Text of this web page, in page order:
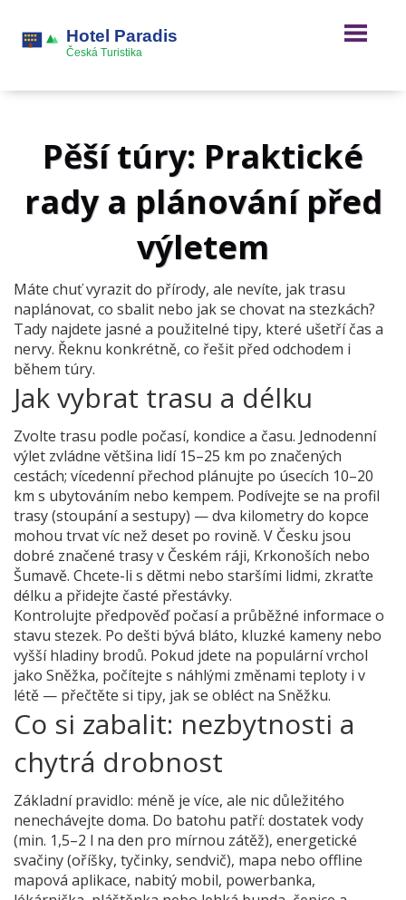
Pěší túry: Praktické
rady a plánování před
výletem
Máte chuť vyrazit do přírody, ale nevíte, jak trasu
naplánovat, co sbalit nebo jak se chovat na stezkách?
Tady najdete jasné a použitelné tipy, které ušetří čas a
nervy. Řeknu konkrétně, co řešit před odchodem i
během túry.
Jak vybrat trasu a délku
Zvolte trasu podle počasí, kondice a času. Jednodenní
výlet zvládne většina lidí 15–25 km po značených
cestách; vícedenní přechod plánujte po úsecích 10–20
km s ubytováním nebo kempem. Podívejte se na profil
trasy (stoupání a sestupy) — dva kilometry do kopce
mohou trvat víc než deset po rovině. V Česku jsou
dobré značené trasy v Českém ráji, Krkonoších nebo
Šumavě. Chcete-li s dětmi nebo staršími lidmi, zkraťte
délku a přidejte časté přestávky.
Kontrolujte předpověď počasí a průběžné informace o
stavu stezek. Po dešti bývá bláto, kluzké kameny nebo
vyšší hladiny brodů. Pokud jdete na populární vrchol
jako Sněžka, počítejte s náhlými změnami teploty i v
létě — přečtěte si tipy, jak se obléct na Sněžku.
Co si zabalit: nezbytnosti a
chytrá drobnost
Základní pravidlo: méně je více, ale nic důležitého
nenechávejte doma. Do batohu patří: dostatek vody
(min. 1,5–2 l na den pro mírnou zátěž), energetické
svačiny (oříšky, tyčinky, sendvič), mapa nebo offline
mapová aplikace, nabitý mobil, powerbanka,